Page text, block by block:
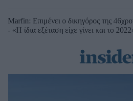
Marfin: Επιμένει ο δικηγόρος της
- «Η ίδια εξέταση είχε γίνει και το